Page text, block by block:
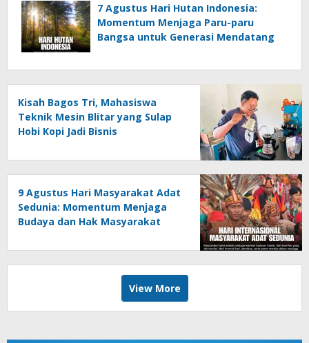
7 Agustus Hari Hutan Indonesia:
Momentum Menjaga Paru-paru
Bangsa untuk Generasi Mendatang
Kisah Bagos Tri, Mahasiswa
Teknik Mesin Blitar yang Sulap
Hobi Kopi Jadi Bisnis
9 Agustus Hari Masyarakat Adat
Sedunia: Momentum Menjaga
Budaya dan Hak Masyarakat
View More